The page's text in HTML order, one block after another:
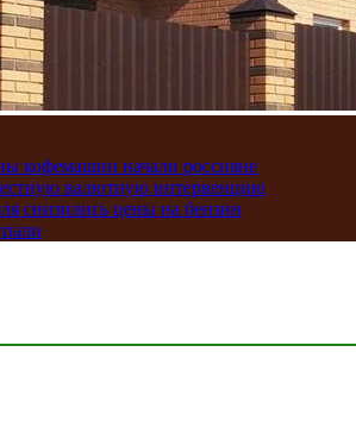
кофемашин начали россияне
валютную интервенцию
снизились цены на бензин